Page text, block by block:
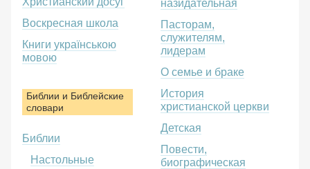
Воскресная школа
Книги українською
мовою
Библии и Библейские
словари
Библии
Настольные
назидательная
Пасторам,
служителям,
лидерам
О семье и браке
История
христианской церкви
Детская
Повести,
биографическая